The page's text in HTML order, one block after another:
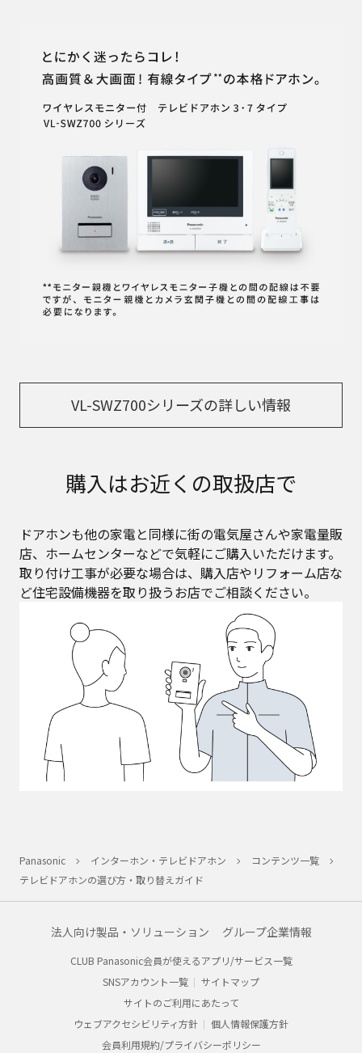
VL-SWZ700シリーズの詳しい情報
購入はお近くの取扱店で
ドアホンも他の家電と同様に街の電気屋さんや家電量販
店、ホームセンターなどで気軽にご購入いただけます。
取り付け工事が必要な場合は、購入店やリフォーム店な
ど住宅設備機器を取り扱うお店でご相談ください。
Panasonic インターホン・テレビドアホン
コンテンツ一覧
テレビドアホンの選び方・取り替えガイド
法人向け製品・ソリューション グループ企業情報
CLUB Panasonic会員が使えるアプリ/サービス一覧
SNSアカウント一覧
サイトマップ
サイトのご利用にあたって
ウェブアクセシビリティ方針
個人情報保護方針
会員利用規約/プライバシーポリシー